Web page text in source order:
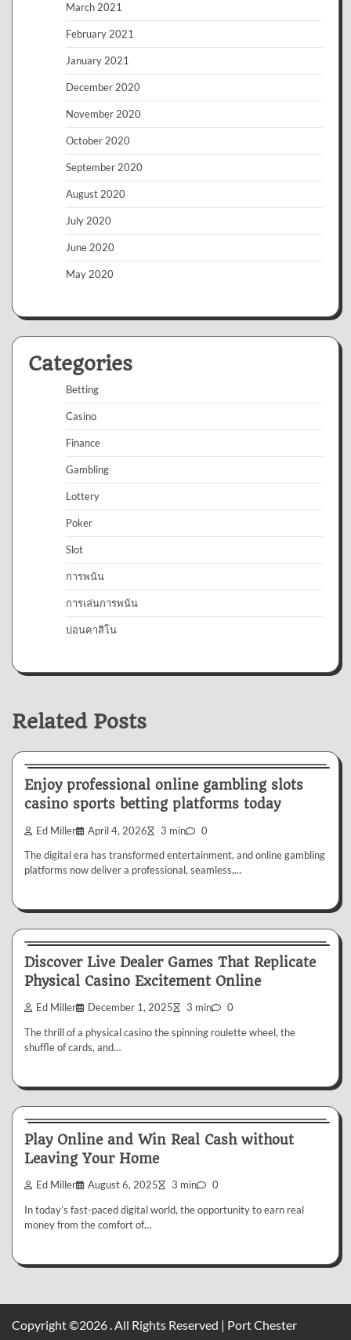
March 2021
February 2021
January 2021
December 2020
November 2020
October 2020
September 2020
August 2020
July 2020
June 2020
May 2020
Categories
Betting
Casino
Finance
Gambling
Lottery
Poker
Slot
การพนัน
การเล่นการพนัน
บ่อนคาสิโน
Related Posts
Enjoy professional online gambling slots
casino sports betting platforms today
Ed Miller April 4, 2026 3 min 0
The digital era has transformed entertainment, and online gambling
platforms now deliver a professional, seamless,…
Discover Live Dealer Games That Replicate
Physical Casino Excitement Online
Ed Miller December 1, 2025 3 min 0
The thrill of a physical casino the spinning roulette wheel, the
shuffle of cards, and…
Play Online and Win Real Cash without
Leaving Your Home
Ed Miller August 6, 2025 3 min 0
In today’s fast-paced digital world, the opportunity to earn real
money from the comfort of…
Copyright ©2026 . All Rights Reserved | Port Chester